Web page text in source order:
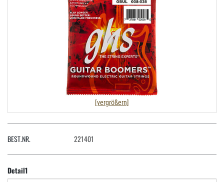
[vergrößern]
BEST.NR. 221401
Detail1